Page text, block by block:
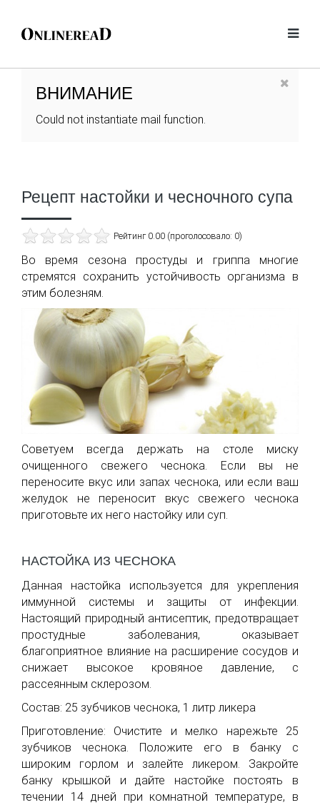
ВНИМАНИЕ
Could not instantiate mail function.
Рецепт настойки и чесночного супа
Рейтинг 0.00 (проголосовало: 0)
Во время сезона простуды и гриппа многие
стремятся сохранить устойчивость организма в
этим болезням.
Советуем всегда держать на столе миску
очищенного свежего чеснока. Если вы не
переносите вкус или запах чеснока, или если ваш
желудок не переносит вкус свежего чеснока
приготовьте их него настойку или суп.
НАСТОЙКА ИЗ ЧЕСНОКА
Данная настойка используется для укрепления
иммунной системы и защиты от инфекции.
Настоящий природный антисептик, предотвращает
простудные заболевания, оказывает
благоприятное влияние на расширение сосудов и
снижает высокое кровяное давление, с
рассеянным склерозом.
Состав: 25 зубчиков чеснока, 1 литр ликера
Приготовление: Очистите и мелко нарежьте 25
зубчиков чеснока. Положите его в банку с
широким горлом и залейте ликером. Закройте
банку крышкой и дайте настойке постоять в
течении 14 дней при комнатной температуре, в